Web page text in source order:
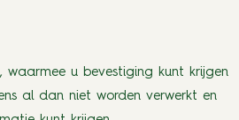
u bevestiging kunt krijgen
al dan niet worden verwerkt en